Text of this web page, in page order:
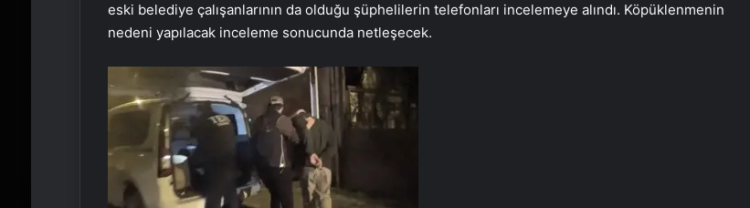
eski belediye çalışanlarının da olduğu şüphelilerin telefonları incelemeye alındı. Köpüklenmenin
nedeni yapılacak inceleme sonucunda netleşecek.